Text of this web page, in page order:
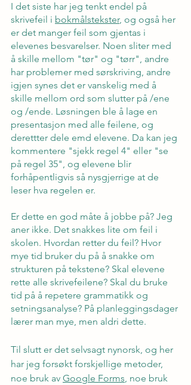
I det siste har jeg tenkt endel på
skrivefeil i bokmålstekster, og også her
er det manger feil som gjentas i
elevenes besvarelser. Noen sliter med
å skille mellom "tør" og "tørr", andre
har problemer med sørskriving, andre
igjen synes det er vanskelig med å
skille mellom ord som slutter på /ene
og /ende. Løsningen ble å lage en
presentasjon med alle feilene, og
derettter dele emd elevene. Da kan jeg
kommentere "sjekk regel 4" eller "se
på regel 35", og elevene blir
forhåpentligvis så nysgjerrige at de
leser hva regelen er.
Er dette en god måte å jobbe på? Jeg
aner ikke. Det snakkes lite om feil i
skolen. Hvordan retter du feil? Hvor
mye tid bruker du på å snakke om
strukturen på tekstene? Skal elevene
rette alle skrivefeilene? Skal du bruke
tid på å repetere grammatikk og
setningsanalyse? På planleggingsdager
lærer man mye, men aldri dette.
Til slutt er det selvsagt nynorsk, og her
har jeg forsøkt forskjellige metoder,
noe bruk av Google Forms, noe bruk